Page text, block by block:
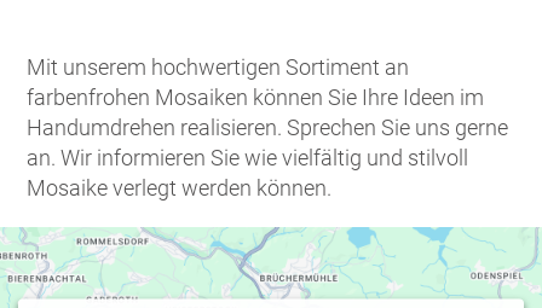
Mit unserem hochwertigen Sortiment an
farbenfrohen Mosaiken können Sie Ihre Ideen im
Handumdrehen realisieren. Sprechen Sie uns gerne
an. Wir informieren Sie wie vielfältig und stilvoll
Mosaike verlegt werden können.